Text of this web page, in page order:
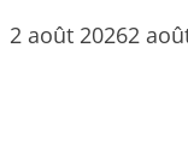
2 août 20262